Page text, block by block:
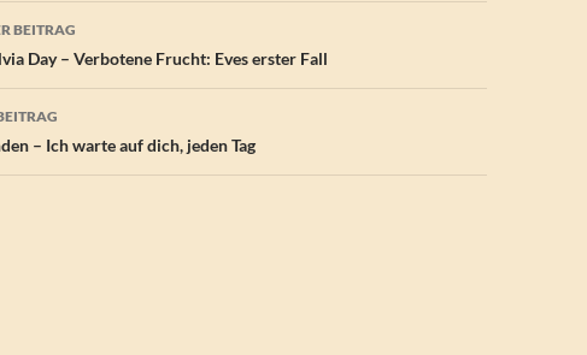
BEITRAG
Day – Verbotene Frucht: Eves erster Fall
– Ich warte auf dich, jeden Tag